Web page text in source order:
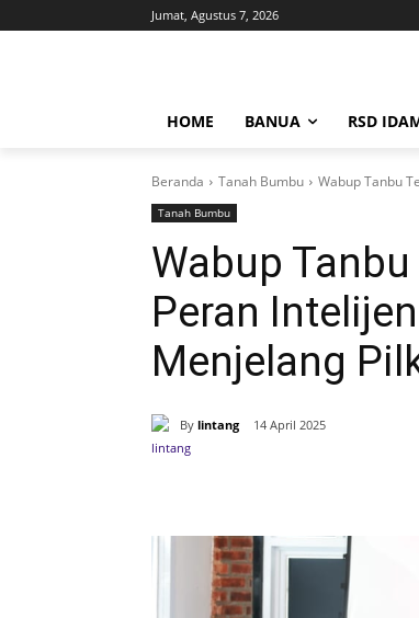
Jumat, Agustus 7, 2026
HOME BANUA RSD
Beranda Tanah Bumbu Wabup Tanbu
Tanah Bumbu
Wabup
Peran
Menjelang
By lintang 14 April 2025